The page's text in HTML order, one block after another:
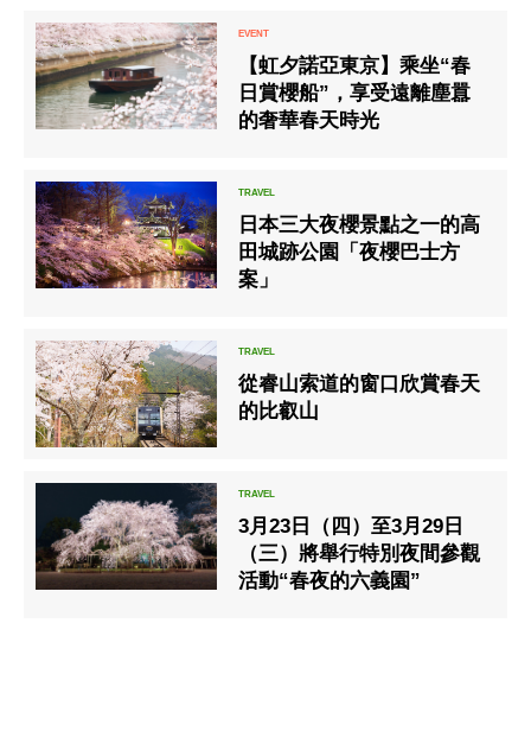
【虹夕諾亞東京】乘坐“春
日賞櫻船”，享受遠離塵囂
的奢華春天時光
日本三大夜櫻景點之一的高
田城跡公園「夜櫻巴士方
案」
從睿山索道的窗口欣賞春天
的比叡山
3月23日（四）至3月29日
（三）將舉行特別夜間參觀
活動“春夜的六義園”